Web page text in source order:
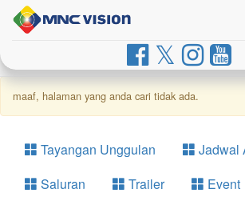
maaf, halaman yang anda cari tidak ada.
Tayangan Unggulan
Jadwal
Saluran
Trailer Event